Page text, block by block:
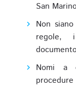
San
Non
regole,
Nomi a